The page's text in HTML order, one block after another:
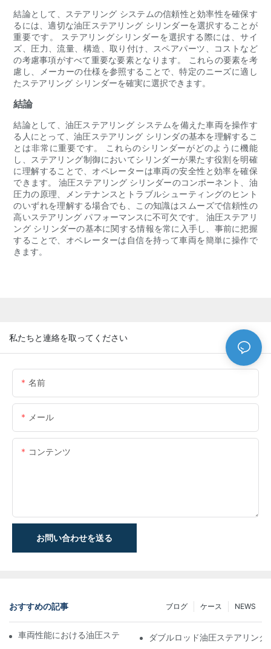
結論として、ステアリング システムの信頼性と効率性を確保す
るには、適切な油圧ステアリング シリンダーを選択することが
重要です。 ステアリングシリンダーを選択する際には、サイ
ズ、圧力、流量、構造、取り付け、スペアパーツ、コストなど
の考慮事項がすべて重要な要素となります。 これらの要素を考
慮し、メーカーの仕様を参照することで、特定のニーズに適し
たステアリング シリンダーを確実に選択できます。
結論
結論として、油圧ステアリング システムを備えた車両を操作す
る人にとって、油圧ステアリング シリンダの基本を理解するこ
とは非常に重要です。 これらのシリンダーがどのように機能
し、ステアリング制御においてシリンダーが果たす役割を明確
に理解することで、オペレーターは車両の安全性と効率を確保
できます。 油圧ステアリング シリンダーのコンポーネント、油
圧力の原理、メンテナンスとトラブルシューティングのヒント
のいずれを理解する場合でも、この知識はスムーズで信頼性の
高いステアリング パフォーマンスに不可欠です。 油圧ステアリ
ング シリンダーの基本に関する情報を常に入手し、事前に把握
することで、オペレーターは自信を持って車両を簡単に操作で
きます。
私たちと連絡を取ってください
名前
メール
コンテンツ
お問い合わせを送る
おすすめの記事 NEWS
ケース
ブログ
車両性能における油圧ステアリングシリンダーの重要性
ダブルロッド油圧ステアリン